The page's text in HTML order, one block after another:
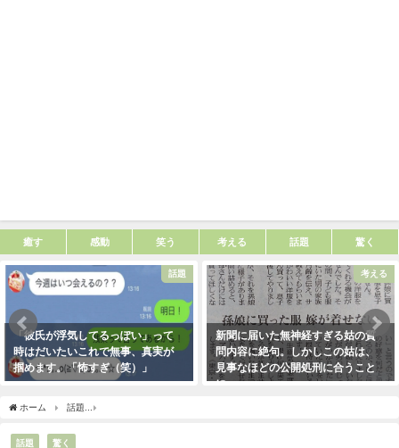
癒す 感動 笑う 考える 話題 驚く
話題
「彼氏が浮気してるっぽい」って
時はだいたいこれで無事、真実が
掴めます。「怖すぎ（笑）」
考える
新聞に届いた無神経すぎる姑の質
問内容に絶句。しかしこの姑は、
見事なほどの公開処刑に合うこと
に・・・
ホーム 話題
話題 驚く